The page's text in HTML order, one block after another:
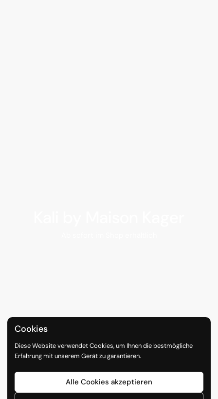
Cookies
Diese Website verwendet Cookies, um Ihnen die bestmögliche
Erfahrung mit unserem Gerät zu garantieren.
Alle Cookies akzeptieren